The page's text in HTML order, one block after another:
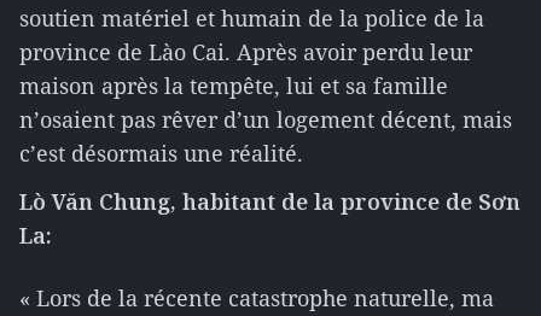
soutien matériel et humain de la police de la
province de Lào Cai. Après avoir perdu leur
maison après la tempête, lui et sa famille
n’osaient pas rêver d’un logement décent, mais
c’est désormais une réalité.
Lò Văn Chung, habitant de la province de Sơn
La:
« Lors de la récente catastrophe naturelle, ma